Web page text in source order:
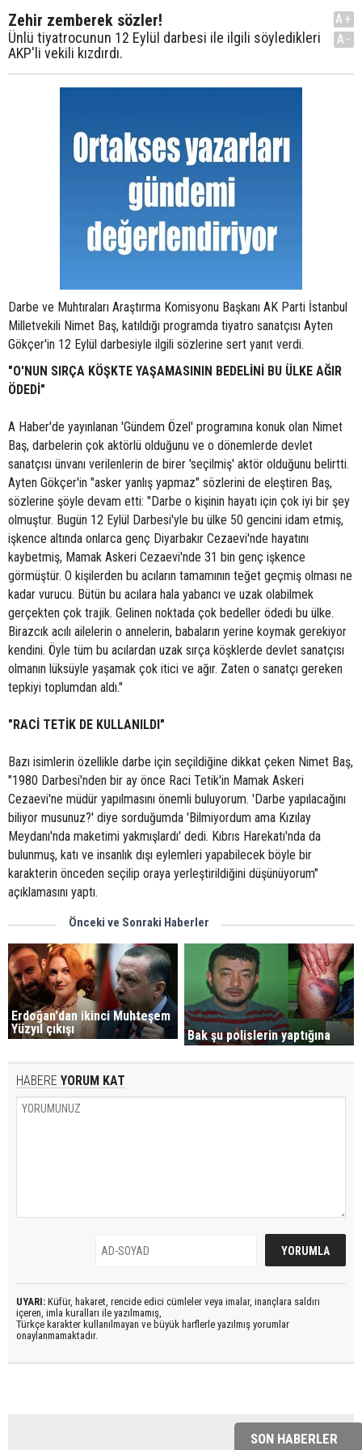
Zehir zemberek sözler!
Ünlü tiyatrocunun 12 Eylül darbesi ile ilgili söyledikleri
AKP'li vekili kızdırdı.
A+
A-
Darbe ve Muhtıraları Araştırma Komisyonu Başkanı AK Parti İstanbul
Milletvekili Nimet Baş, katıldığı programda tiyatro sanatçısı Ayten
Gökçer'in 12 Eylül darbesiyle ilgili sözlerine sert yanıt verdi.
"O'NUN SIRÇA KÖŞKTE YAŞAMASININ BEDELİNİ BU ÜLKE AĞIR
ÖDEDİ"
A Haber'de yayınlanan 'Gündem Özel' programına konuk olan Nimet
Baş, darbelerin çok aktörlü olduğunu ve o dönemlerde devlet
sanatçısı ünvanı verilenlerin de birer 'seçilmiş' aktör olduğunu belirtti.
Ayten Gökçer'in "asker yanlış yapmaz" sözlerini de eleştiren Baş,
sözlerine şöyle devam etti: "Darbe o kişinin hayatı için çok iyi bir şey
olmuştur. Bugün 12 Eylül Darbesi'yle bu ülke 50 gencini idam etmiş,
işkence altında onlarca genç Diyarbakır Cezaevi'nde hayatını
kaybetmiş, Mamak Askeri Cezaevi'nde 31 bin genç işkence
görmüştür. O kişilerden bu acıların tamamının teğet geçmiş olması ne
kadar vurucu. Bütün bu acılara hala yabancı ve uzak olabilmek
gerçekten çok trajik. Gelinen noktada çok bedeller ödedi bu ülke.
Birazcık acılı ailelerin o annelerin, babaların yerine koymak gerekiyor
kendini. Öyle tüm bu acılardan uzak sırça köşklerde devlet sanatçısı
olmanın lüksüyle yaşamak çok itici ve ağır. Zaten o sanatçı gereken
tepkiyi toplumdan aldı."
"RACİ TETİK DE KULLANILDI"
Bazı isimlerin özellikle darbe için seçildiğine dikkat çeken Nimet Baş,
"1980 Darbesi'nden bir ay önce Raci Tetik'in Mamak Askeri
Cezaevi'ne müdür yapılmasını önemli buluyorum. 'Darbe yapılacağını
biliyor musunuz?' diye sorduğumda 'Bilmiyordum ama Kızılay
Meydanı'nda maketimi yakmışlardı' dedi. Kıbrıs Harekatı'nda da
bulunmuş, katı ve insanlık dışı eylemleri yapabilecek böyle bir
karakterin önceden seçilip oraya yerleştirildiğini düşünüyorum"
açıklamasını yaptı.
Önceki ve Sonraki Haberler
Erdoğan'dan ikinci Muhteşem
Yüzyıl çıkışı
Bak şu polislerin yaptığına
HABERE YORUM KAT
UYARI: Küfür, hakaret, rencide edici cümleler veya imalar, inançlara saldırı
içeren, imla kuralları ile yazılmamış,
Türkçe karakter kullanılmayan ve büyük harflerle yazılmış yorumlar
onaylanmamaktadır.
SON HABERLER